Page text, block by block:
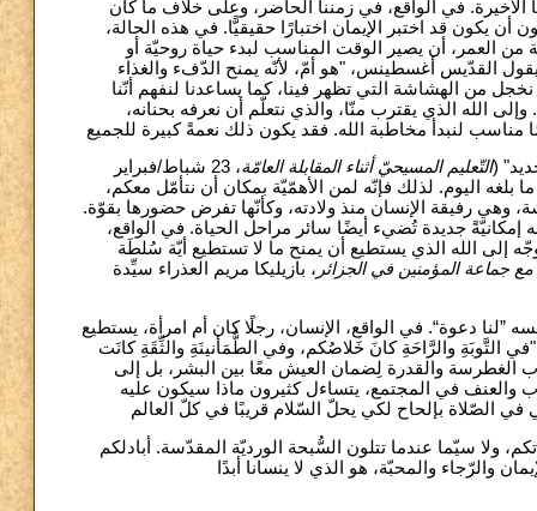
في الواقع، في زمننا الحاضر، وعلى خلاف ما كان
يكون قد اختبر الإيمان اختبارًا حقيقيًّا. في هذه الحالة،
من العمر، أن يصير الوقت المناسب لبدء حياة روحيّة أو
القدّيس أغسطينس، "هو أمّ، لأنّه يمنح الدّفء والغذاء
لألّا نخجل من الهشاشة التي تظهر فينا، كما يساعدنا لنفهم أنّنا
الله الذي يقترب منّا، والذي نتعلّم أن نعرفه بحنانه،
(التّعليم المسيحيّ أثناء المقابلة العامّة
، 23 شباط/فبراير
بلغه اليوم. لذلك فإنّه لمن الأهمّيّة بمكان أن نتأمّل معكم،
وهي رفيقة الإنسان منذ ولادته، وكأنّها تفرض حضورها بقوّة.
جديدة تُضيء أيضًا سائر مراحل الحياة. في الواقع،
إلى الله الذي يستطيع أن يمنح ما لا تستطيع أيّة سُلطَة
مع جماعة المؤمنين في الجزائر ، بازيليكا مريم العذراء سيِّدة
دعوة“. في الواقع، الإنسان، رجلًا كان أم امرأة، يستطيع
يوحنّا 3، 4-6)، وأن يهتف مع النّبيّ: "في التَّوبَةِ والرَّاحَةِ كانَ خَلاصُكم، وفي الطُّمَأنينَةِ والثِّقَةِ كانَت
إلى دروب الغطرسة والقدرة لِضمان العيش معًا بين البشر، بل إلى
في المجتمع، يتساءل كثيرون ماذا سيكون عليه
ولا سيّما عندما تتلون السُّبحة الورديّة المقدّسة. أبادلكم